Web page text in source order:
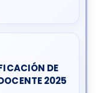
DE
2025